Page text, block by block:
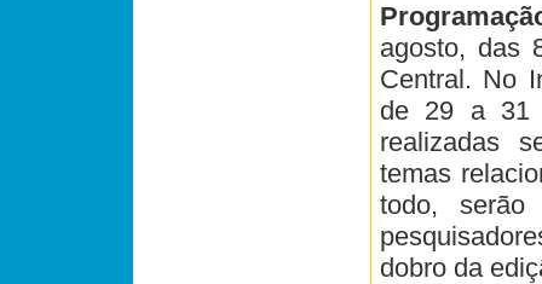
agosto, das
Central. No
de 29 a 31
realizadas
temas
todo,
dobro da